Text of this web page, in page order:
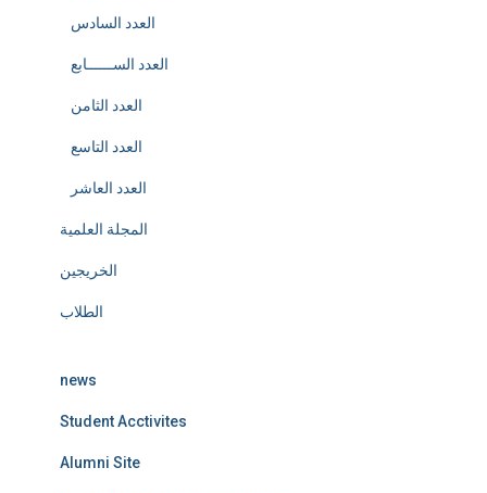
العدد السادس
العدد الســــــابع
العدد الثامن
العدد التاسع
العدد العاشر
المجلة العلمية
الخريجين
الطلاب
news
Student Acctivites
Alumni Site